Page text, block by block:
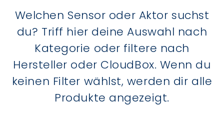
Welchen Sensor oder Aktor suchst
du? Triff hier deine Auswahl nach
Kategorie oder filtere nach
Hersteller oder CloudBox. Wenn du
keinen Filter wählst, werden dir alle
Produkte angezeigt.